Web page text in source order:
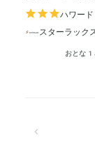
ハワー
ホテル
スターラック
おとな1